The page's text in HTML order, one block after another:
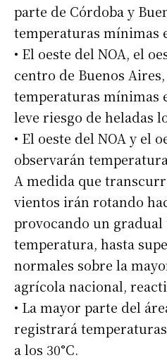
parte de Córdoba y
temperaturas mínimas
• El oeste del NOA, el
centro de Buenos
temperaturas mínimas
leve riesgo de heladas
• El oeste del NOA y el
observarán
A medida que
vientos irán rotando
provocando un
temperatura, hasta
normales sobre la
agrícola nacional,
• La mayor parte del
registrará
a los 30°C.